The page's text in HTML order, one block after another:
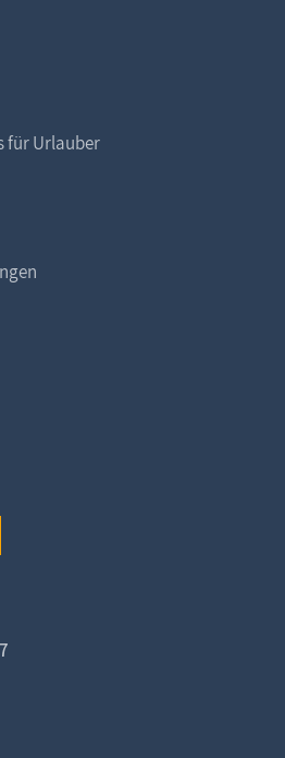
für Urlauber